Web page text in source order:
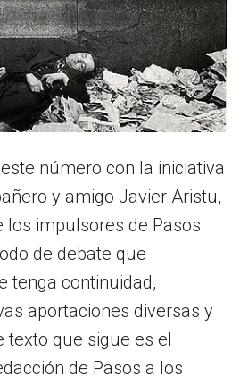
número con la iniciativa
y amigo Javier Aristu,
los impulsores de Pasos.
de debate que
tenga continuidad,
aportaciones diversas y
texto que sigue es el
de Pasos a los